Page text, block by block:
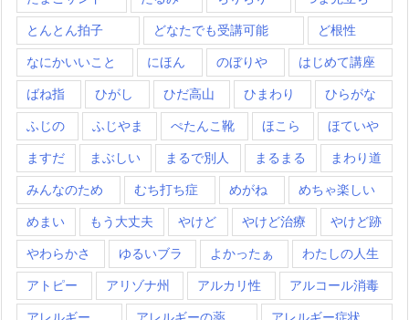
とんとん拍子 どなたでも受講可能 ど根性
なにかいいこと にほん のぼりや はじめて講座
ばね指 ひがし ひだ高山 ひまわり ひらがな
ふじの ふじやま ぺたんこ靴 ほこら ほていや
ますだ まぶしい まるで別人 まるまる まわり道
みんなのため むち打ち症 めがね めちゃ楽しい
めまい もう大丈夫 やけど やけど治療 やけど跡
やわらかさ ゆるいブラ よかったぁ わたしの人生
アトピー アリゾナ州 アルカリ性 アルコール消毒
アレルギー アレルギーの薬 アレルギー症状